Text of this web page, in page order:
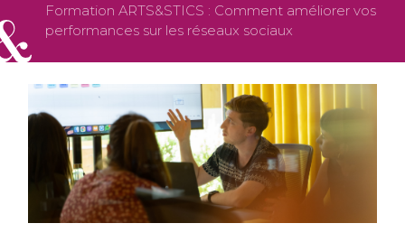
Formation ARTS&STICS : Comment améliorer vos
performances sur les réseaux sociaux